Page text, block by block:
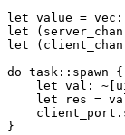
let value =
let
let
do task::spawn {
let val:
let res =
}